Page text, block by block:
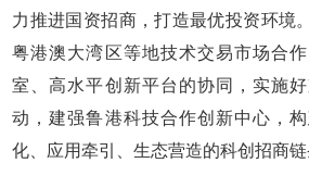
力推进国资招商，打造最优投资环境
粤港澳大湾区等地技术交易市场合
室、高水平创新平台的协同，实施
动，建强鲁港科技合作创新中心，
化、应用牵引、生态营造的科创招商链